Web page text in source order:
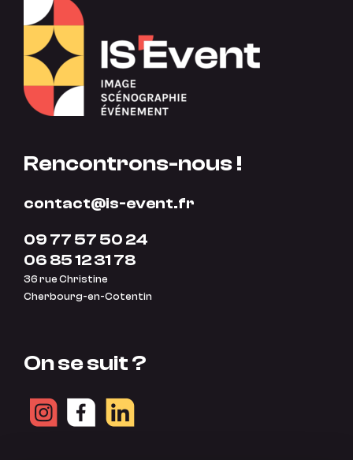
Rencontrons-nous !
contact@is-event.fr
09 77 57 50 24
06 85 12 31 78
36 rue Christine
Cherbourg-en-Cotentin
On se suit ?